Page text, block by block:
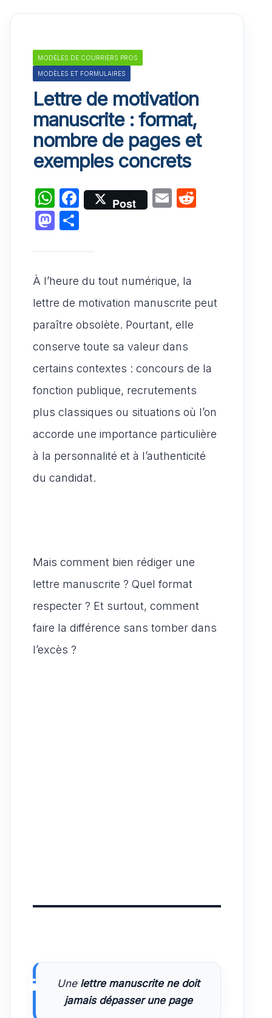
MODÈLES DE COURRIERS PROS
MODÈLES ET FORMULAIRES
Lettre de motivation
manuscrite : format,
nombre de pages et
exemples concrets
W
h
at
s
A
p
p
F
a
e
b
o
o
k
Post
E
M
st
o
d
o
n
ta
g
er
À l’heure du tout numérique, la
lettre de motivation manuscrite peut
paraître obsolète. Pourtant, elle
conserve toute sa valeur dans
certains contextes : concours de la
fonction publique, recrutements
plus classiques ou situations où l’on
accorde une importance particulière
à la personnalité et à l’authenticité
du candidat.
Mais comment bien rédiger une
lettre manuscrite ? Quel format
respecter ? Et surtout, comment
faire la différence sans tomber dans
l’excès ?
Une lettre manuscrite ne doit
jamais dépasser une page